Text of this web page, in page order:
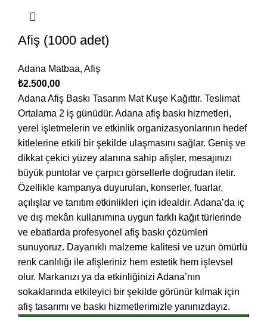
Afiş (1000 adet)
Adana Matbaa, Afiş
₺2.500,00
Adana Afiş Baskı Tasarım Mat Kuşe Kağıttır. Teslimat
Ortalama 2 iş günüdür. Adana afiş baskı hizmetleri,
yerel işletmelerin ve etkinlik organizasyonlarının hedef
kitlelerine etkili bir şekilde ulaşmasını sağlar. Geniş ve
dikkat çekici yüzey alanına sahip afişler, mesajınızı
büyük puntolar ve çarpıcı görsellerle doğrudan iletir.
Özellikle kampanya duyuruları, konserler, fuarlar,
açılışlar ve tanıtım etkinlikleri için idealdir. Adana’da iç
ve dış mekân kullanımına uygun farklı kağıt türlerinde
ve ebatlarda profesyonel afiş baskı çözümleri
sunuyoruz. Dayanıklı malzeme kalitesi ve uzun ömürlü
renk canlılığı ile afişleriniz hem estetik hem işlevsel
olur. Markanızı ya da etkinliğinizi Adana’nın
sokaklarında etkileyici bir şekilde görünür kılmak için
afiş tasarımı ve baskı hizmetlerimizle yanınızdayız.